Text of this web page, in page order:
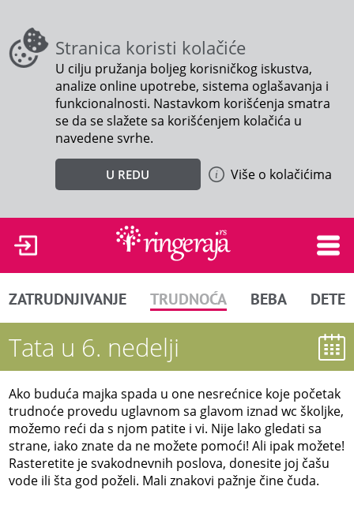
Stranica koristi kolačiće
U cilju pružanja boljeg korisničkog iskustva,
analize online upotrebe, sistema oglašavanja i
funkcionalnosti. Nastavkom korišćenja smatra
se da se slažete sa korišćenjem kolačića u
navedene svrhe.
U REDU Više o kolačićima
ZATRUDNJIVANJE TRUDNOĆA BEBA DETE
Tata u 6. nedelji
Ako buduća majka spada u one nesrećnice koje početak
trudnoće provedu uglavnom sa glavom iznad wc školjke,
možemo reći da s njom patite i vi. Nije lako gledati sa
strane, iako znate da ne možete pomoći! Ali ipak možete!
Rasteretite je svakodnevnih poslova, donesite joj čašu
vode ili šta god poželi. Mali znakovi pažnje čine čuda.